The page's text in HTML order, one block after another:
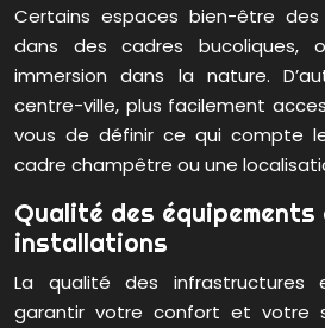
Certains espaces bien-être des
dans des cadres bucoliques,
immersion dans la nature.
centre-ville, plus facilement
vous de définir ce qui compte
cadre champêtre ou une
Qualité des équipements
installations
La qualité des infrastructures
garantir votre confort et votre